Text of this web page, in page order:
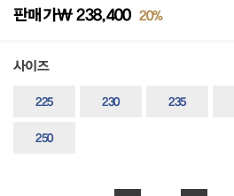
판매가₩ 238,400 20%
사이즈
225 230 235
250